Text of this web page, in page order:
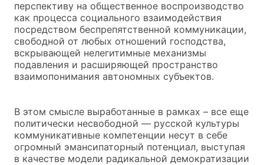
перспективу на общественное воспроизводство
как процесса социального взаимодействия
посредством беспрепятственной коммуникации,
свободной от любых отношений господства,
вскрывающей нелегитимные механизмы
подавления и расширяющей пространство
взаимопонимания автономных субъектов.
В этом смысле выработанные в рамках – все еще
политически несвободной — русской культуры
коммуникативные компетенции несут в себе
огромный эмансипаторный потенциал, выступая
в качестве модели радикальной демократизации